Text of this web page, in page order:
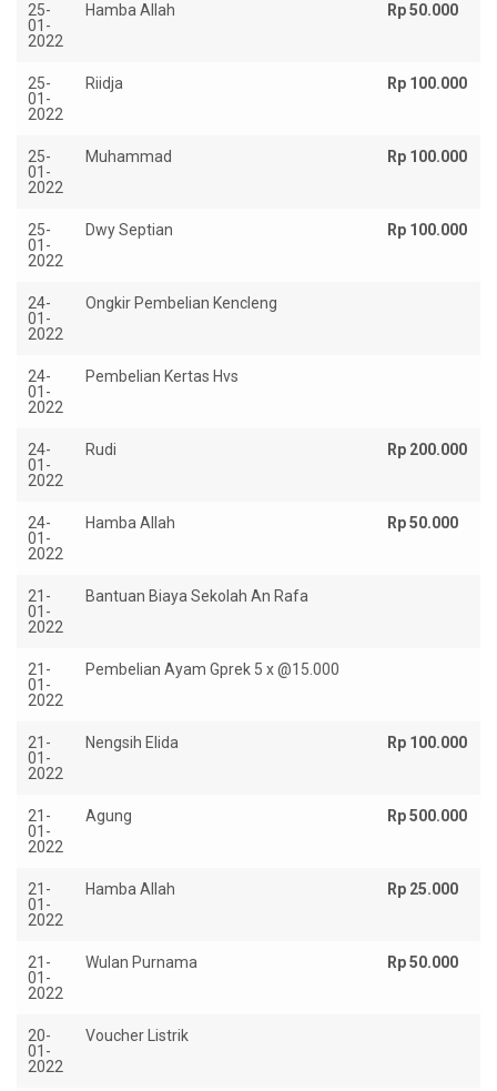
25-
01-
2022
Hamba Allah Rp 50.000
25-
01-
2022
Riidja Rp 100.000
25-
01-
2022
Muhammad Rp 100.000
25-
01-
2022
Dwy Septian Rp 100.000
24-
01-
2022
Ongkir Pembelian Kencleng
24-
01-
2022
Pembelian Kertas Hvs
24-
01-
2022
Rudi Rp 200.000
24-
01-
2022
Hamba Allah Rp 50.000
21-
01-
2022
Bantuan Biaya Sekolah An Rafa
21-
01-
2022
Pembelian Ayam Gprek 5 x @15.000
21-
01-
2022
Nengsih Elida Rp 100.000
21-
01-
2022
Agung Rp 500.000
21-
01-
2022
Hamba Allah Rp 25.000
21-
01-
2022
Wulan Purnama Rp 50.000
20-
01-
2022
Voucher Listrik